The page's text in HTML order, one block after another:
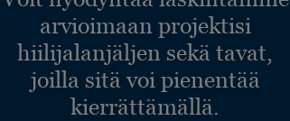
arvioimaan projektisi
hiilijalanjäljen sekä tavat,
joilla sitä voi pienentää
kierrättämällä.